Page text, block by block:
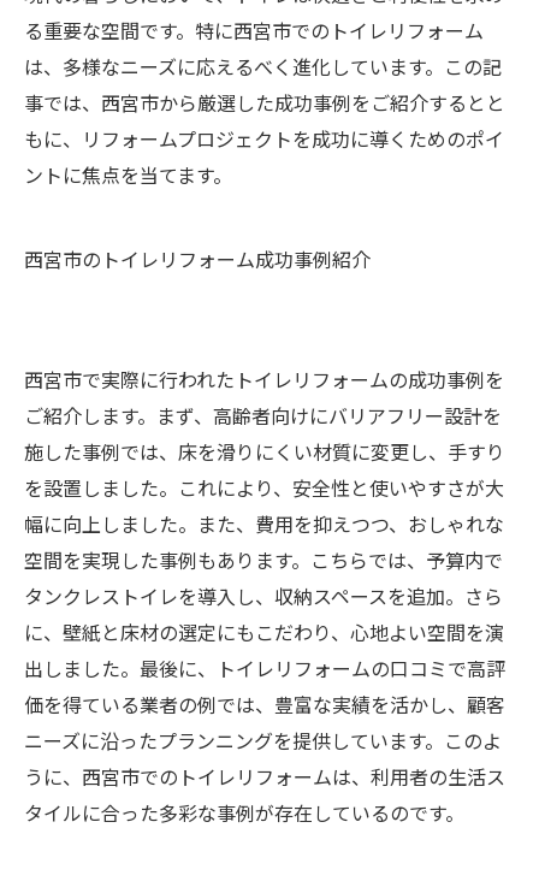
る重要な空間です。特に西宮市でのトイレリフォーム
は、多様なニーズに応えるべく進化しています。この記
事では、西宮市から厳選した成功事例をご紹介するとと
もに、リフォームプロジェクトを成功に導くためのポイ
ントに焦点を当てます。
西宮市のトイレリフォーム成功事例紹介
西宮市で実際に行われたトイレリフォームの成功事例を
ご紹介します。まず、高齢者向けにバリアフリー設計を
施した事例では、床を滑りにくい材質に変更し、手すり
を設置しました。これにより、安全性と使いやすさが大
幅に向上しました。また、費用を抑えつつ、おしゃれな
空間を実現した事例もあります。こちらでは、予算内で
タンクレストイレを導入し、収納スペースを追加。さら
に、壁紙と床材の選定にもこだわり、心地よい空間を演
出しました。最後に、トイレリフォームの口コミで高評
価を得ている業者の例では、豊富な実績を活かし、顧客
ニーズに沿ったプランニングを提供しています。このよ
うに、西宮市でのトイレリフォームは、利用者の生活ス
タイルに合った多彩な事例が存在しているのです。